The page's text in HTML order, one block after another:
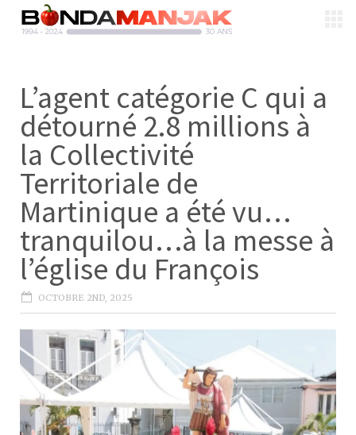
L’agent catégorie C qui a
détourné 2.8 millions à
la Collectivité
Territoriale de
Martinique a été vu…
tranquilou…à la messe à
l’église du François
OCTOBRE 2ND, 2025